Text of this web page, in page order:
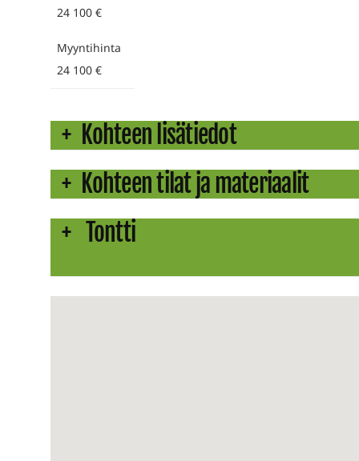
24 100 €
Myyntihinta
24 100 €
Kohteen lisätiedot
Kohteen tilat ja materiaalit
Tontti